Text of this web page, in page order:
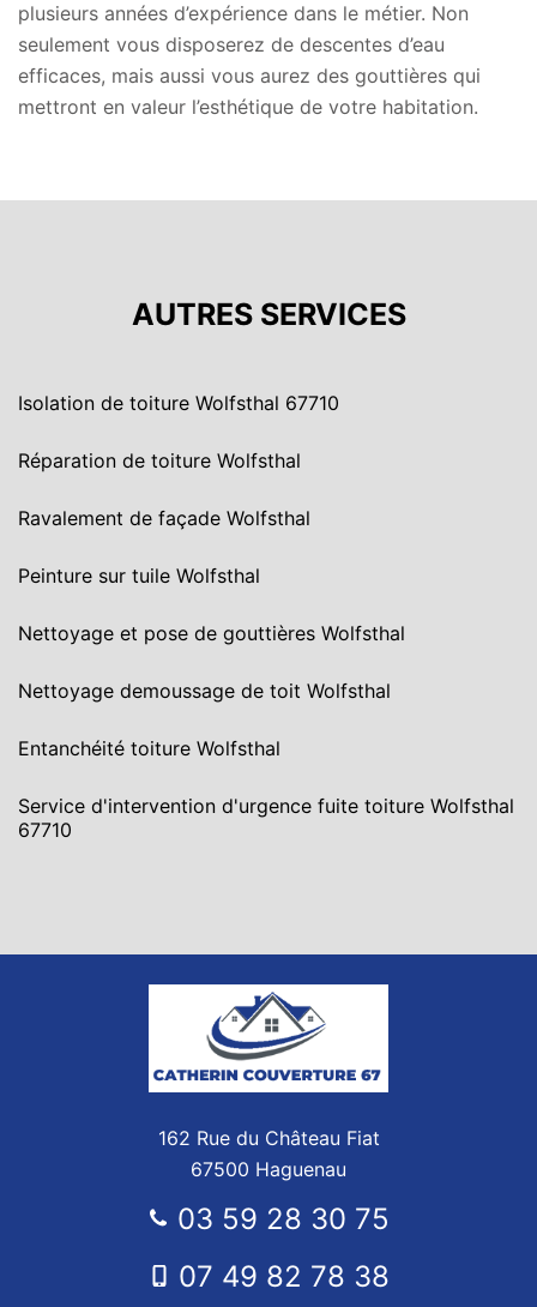
plusieurs années d’expérience dans le métier. Non
seulement vous disposerez de descentes d’eau
efficaces, mais aussi vous aurez des gouttières qui
mettront en valeur l’esthétique de votre habitation.
AUTRES SERVICES
Isolation de toiture Wolfsthal 67710
Réparation de toiture Wolfsthal
Ravalement de façade Wolfsthal
Peinture sur tuile Wolfsthal
Nettoyage et pose de gouttières Wolfsthal
Nettoyage demoussage de toit Wolfsthal
Entanchéité toiture Wolfsthal
Service d'intervention d'urgence fuite toiture Wolfsthal
67710
162 Rue du Château Fiat
67500 Haguenau
03 59 28 30 75
07 49 82 78 38